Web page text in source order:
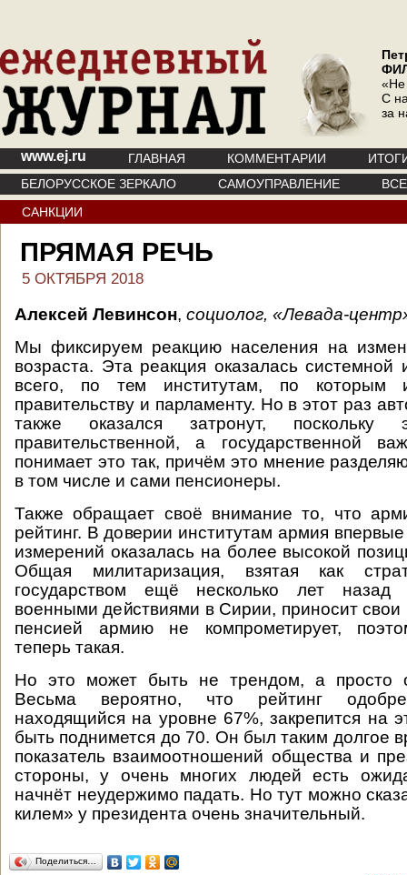
«Не
С
за
www.ej.ru ГЛАВНАЯ КОММЕНТАРИИ
БЕЛОРУССКОЕ ЗЕРКАЛО
САМОУПРАВЛЕНИЕ
САНКЦИИ
ПРЯМАЯ РЕЧЬ
5 ОКТЯБРЯ 2018
Алексей Левинсон, социолог, «Левада-
Мы фиксируем реакцию населения на
возраста. Эта реакция оказалась
всего, по тем институтам, по которым
правительству и парламенту. Но в этот раз
также оказался затронут,
правительственной, а государственной
понимает это так, причём это мнение
в том числе и сами пенсионеры.
Также обращает своё внимание то, что
рейтинг. В доверии институтам армия
измерений оказалась на более высокой
Общая милитаризация, взятая как
государством ещё несколько лет назад
военными действиями в Сирии, приносит
пенсией армию не компрометирует,
теперь такая.
Но это может быть не трендом, а просто
Весьма вероятно, что рейтинг
находящийся на уровне 67%, закрепится на
быть поднимется до 70. Он был таким долгое
показатель взаимоотношений общества и
стороны, у очень многих людей есть
начнёт неудержимо падать. Но тут можно
килем» у президента очень значительный.
Поделиться…